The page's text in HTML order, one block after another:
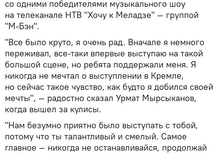
со одними победителями музыкального шоу
на телеканале НТВ "Хочу к Меладзе" — группой
"М-Бэн".
"Все было круто, я очень рад. Вначале я немного
переживал, все-таки впервые выступаю на такой
большой сцене, но ребята поддержали меня. Я
никогда не мечтал о выступлении в Кремле,
но сейчас такое чувство, как будто я добился своей
мечты", — радостно сказал Урмат Мырсыканов,
когда вышел за кулисы.
"Нам безумно приятно было выступать с тобой,
потому что ты талантливый и смелый. Самое
главное — никогда не останавливайся, продолжай